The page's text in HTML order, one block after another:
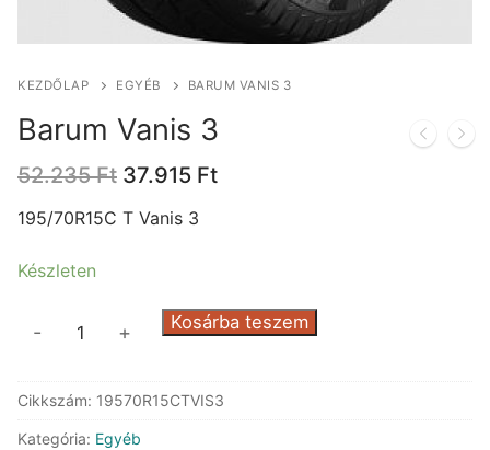
KEZDŐLAP EGYÉB BARUM VANIS 3
Barum Vanis 3
52.235Ft Original
was:
37.915 FtCurrent
195/70R15C T Vanis 3
Készleten
mennyiség
- + Kosárba teszem
Cikkszám: 19570R15CTVIS3
Kategória: Egyéb